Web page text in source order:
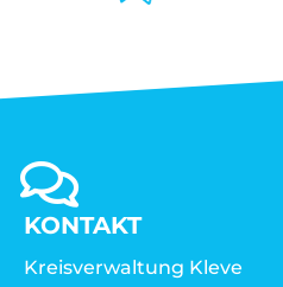
KONTAKT
Kreisverwaltung Kleve